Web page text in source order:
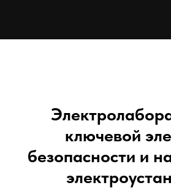
ключевой
безопасности и